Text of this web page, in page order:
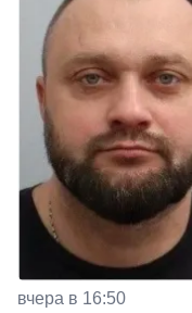
вчера в 16:50